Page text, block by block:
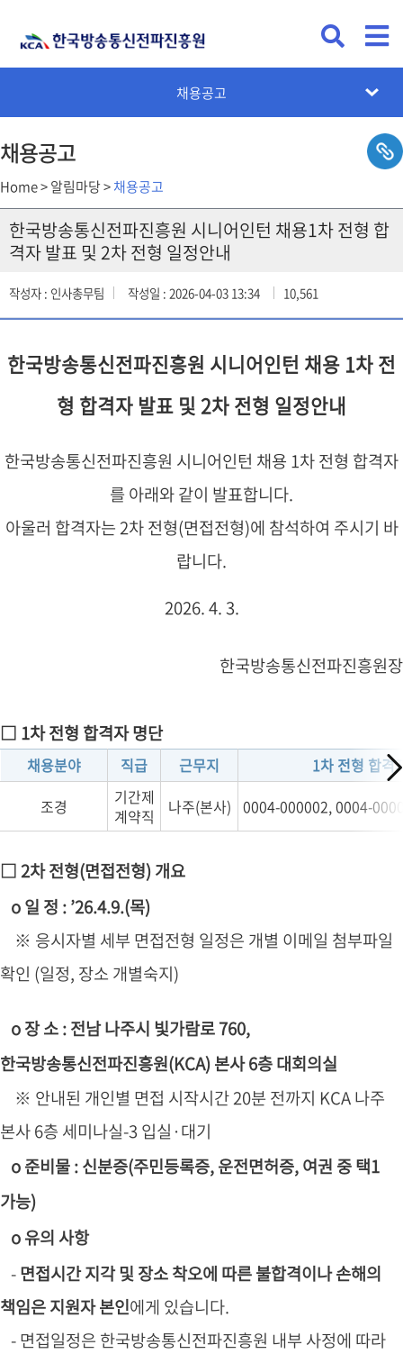
공지사항
채용공고
입찰공고
KCA뉴스
카드뉴스
설문조사
채용공고
Home > 알림마당 >채용공고
한국방송통신전파진흥원 시니어인턴 채용1차 전형 합
격자 발표 및 2차 전형 일정안내
작성자 : 인사총무팀 작성일 : 2026-04-03 13:34 10,561
한국방송통신전파진흥원 시니어인턴 채용 1차 전
형 합격자 발표 및 2차 전형 일정안내
한국방송통신전파진흥원 시니어인턴 채용 1차 전형 합격자
를 아래와 같이 발표합니다.
아울러 합격자는 2차 전형(면접전형)에 참석하여 주시기 바
랍니다.
2026. 4. 3.
한국방송통신전파진흥원장
□ 1차 전형 합격자 명단
채용분야 직급 근무지
1차 전형 합격
조경
기간제
계약직
나주(본사) 0004-000002, 0004-
□ 2차 전형(면접전형) 개요
o 일 정 : ’26.4.9.(목)
※ 응시자별 세부 면접전형 일정은 개별 이메일 첨부파일
확인 (일정, 장소 개별숙지)
o 장 소 : 전남 나주시 빛가람로 760,
한국방송통신전파진흥원(KCA) 본사 6층 대회의실
※ 안내된 개인별 면접 시작시간 20분 전까지 KCA 나주
본사 6층 세미나실-3 입실·대기
o 준비물 : 신분증(주민등록증, 운전면허증, 여권 중 택1
가능)
o 유의 사항
-면접시간 지각 및 장소 착오에 따른 불합격이나 손해의
책임은 지원자 본인에게 있습니다.
- 면접일정은 한국방송통신전파진흥원 내부 사정에 따라